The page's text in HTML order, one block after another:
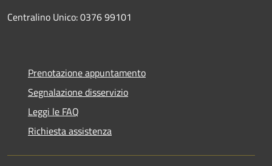
Centralino Unico: 0376 99101
Prenotazione appuntamento
Segnalazione disservizio
Leggi le FAQ
Richiesta assistenza